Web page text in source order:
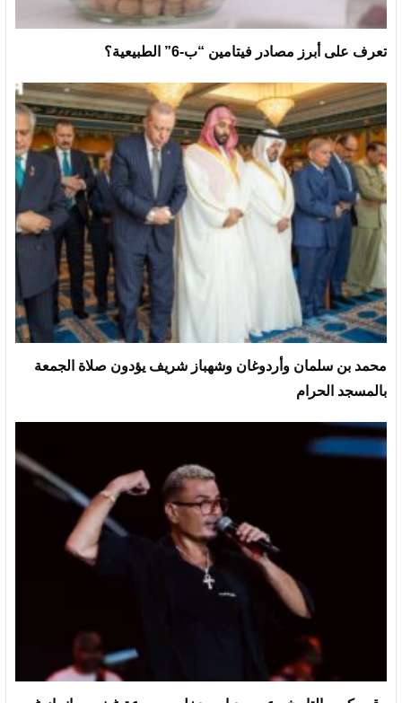
تعرف على أبرز مصادر فيتامين “ب-6” الطبيعية؟
محمد بن سلمان وأردوغان وشهباز شريف يؤدون صلاة الجمعة
بالمسجد الحرام